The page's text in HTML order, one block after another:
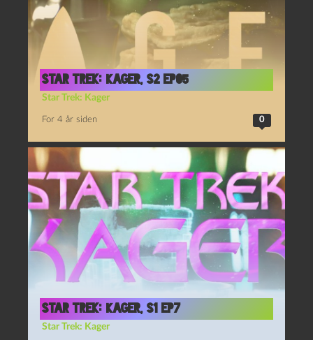
Star Trek: Kager, S2 Ep05
Star Trek: Kager
For 4 år siden 0
Star Trek: Kager, S1 Ep7
Star Trek: Kager